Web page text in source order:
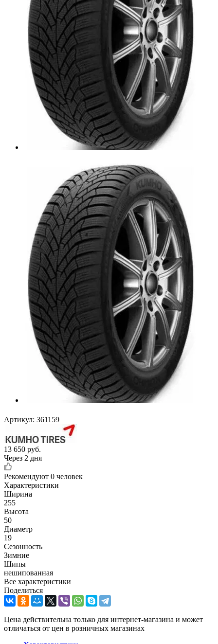
Артикул: 361159
13 650 руб.
Через 2 дня
Рекомендуют 0 человек
Характеристики
Ширина
255
Высота
50
Диаметр
19
Сезонность
Зимние
Шипы
нешипованная
Все характеристики
Поделиться
Цена действительна только для интернет-магазина и может
отличаться от цен в розничных магазинах